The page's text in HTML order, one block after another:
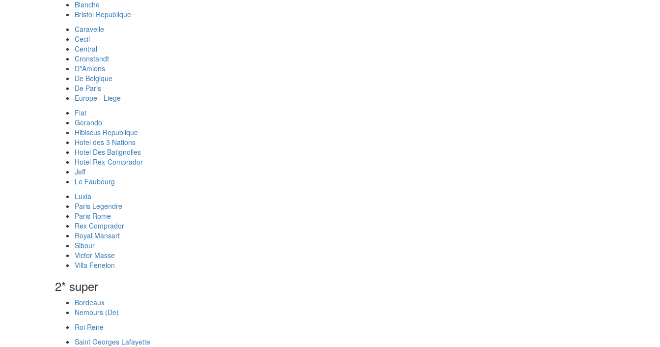
Blanche
Bristol Republique
Caravelle
Cecil
Central
Cronstandt
D"Amiens
De Belgique
De Paris
Europe - Liege
Fiat
Gerando
Hibiscus Republique
Hotel des 3 Nations
Hotel Des Batignolles
Hotel Rex-Comprador
Jeff
Le Faubourg
Luxia
Paris Legendre
Paris Rome
Rex Comprador
Royal Mansart
Sibour
Victor Masse
Villa Fenelon
2* super
Bordeaux
Nemours (De)
Roi Rene
Saint Georges Lafayette